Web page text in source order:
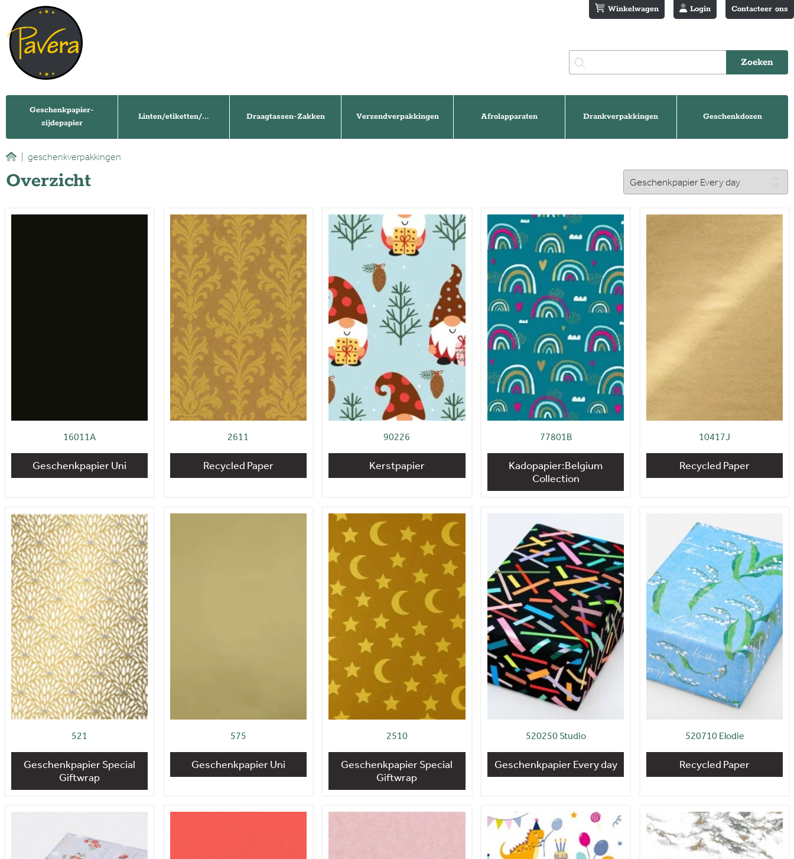
Winkelwagen Login Contacteer ons
Geschenkpapier-
zijdepapier
Linten/etiketten/... Draagtassen-Zakken Verzendverpakkingen Afrolapparaten Drankverpakkingen Geschenkdozen
geschenkverpakkingen
Overzicht
16011A
Geschenkpapier Uni
2611
Recycled Paper
90226
Kerstpapier
77801B
Kadopapier:Belgium
Collection
10417J
Recycled Paper
521
Geschenkpapier Special
Giftwrap
575
Geschenkpapier Uni
2510
Geschenkpapier Special
Giftwrap
520250 Studio
Geschenkpapier Every day
520710 Elodie
Recycled Paper